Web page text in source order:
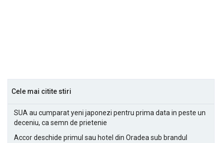
Cele mai citite stiri
SUA au cumparat yeni japonezi pentru prima data in peste un
deceniu, ca semn de prietenie
Accor deschide primul sau hotel din Oradea sub brandul